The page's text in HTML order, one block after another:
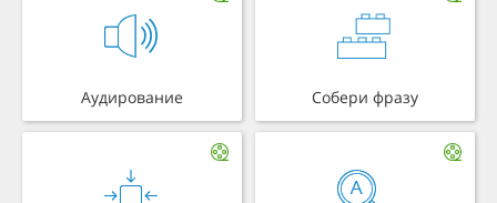
Аудирование Собери фразу